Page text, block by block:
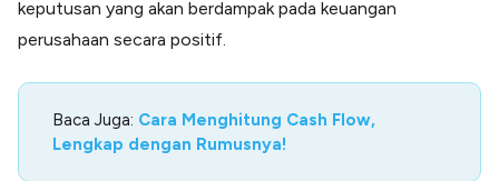
keputusan yang akan berdampak pada keuangan
perusahaan secara positif.
Baca Juga: Cara Menghitung Cash Flow,
Lengkap dengan Rumusnya!